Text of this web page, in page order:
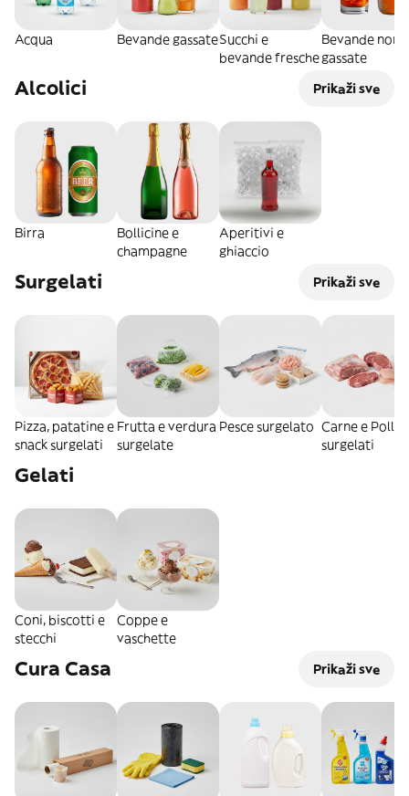
Acqua Bevande gassateSucchi e
bevande fresche
Bevande non
gassate
Alcolici Prikaži sve
Birra
Bollicine e
champagne
Aperitivi e
ghiaccio
Surgelati Prikaži sve
Pizza, patatine e
snack surgelati
Frutta e verdura
surgelate
Pesce surgelato Carne e Pollo
surgelati
Gelati
Coni, biscotti e
stecchi
Coppe e
vaschette
Cura Casa Prikaži sve